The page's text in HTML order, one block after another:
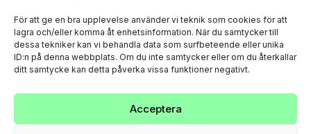
För att ge en bra upplevelse använder vi teknik som cookies för att
lagra och/eller komma åt enhetsinformation. När du samtycker till
dessa tekniker kan vi behandla data som surfbeteende eller unika
ID:n på denna webbplats. Om du inte samtycker eller om du återkallar
ditt samtycke kan detta påverka vissa funktioner negativt.
Acceptera
Slalom
PRIVACY POLICY